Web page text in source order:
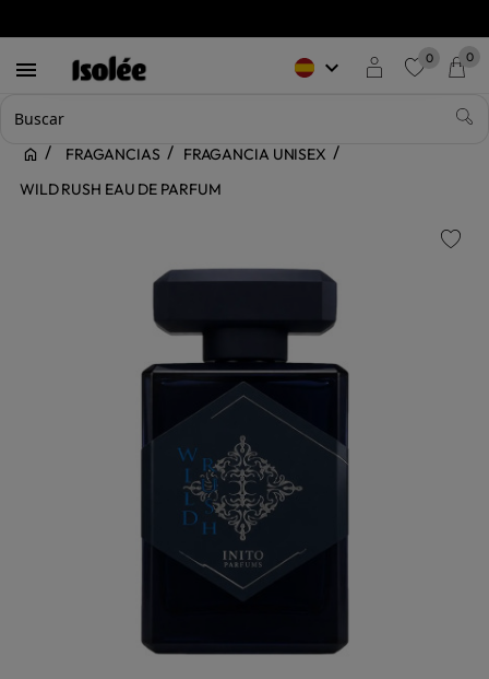
 keyboard_arrow_down 0 0
FRAGANCIAS
FRAGANCIA UNISEX
WILD RUSH EAU DE PARFUM